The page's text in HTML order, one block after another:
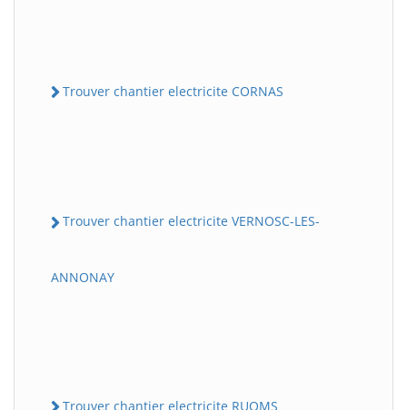
Trouver chantier electricite CORNAS
Trouver chantier electricite VERNOSC-LES-
ANNONAY
Trouver chantier electricite RUOMS